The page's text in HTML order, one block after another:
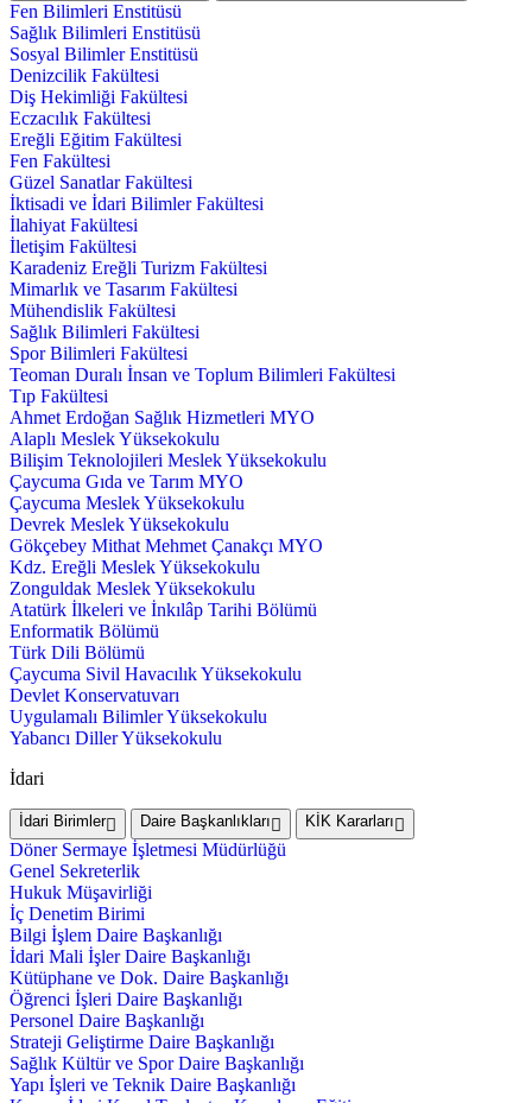
Fen Bilimleri Enstitüsü
Sağlık Bilimleri Enstitüsü
Sosyal Bilimler Enstitüsü
Denizcilik Fakültesi
Diş Hekimliği Fakültesi
Eczacılık Fakültesi
Ereğli Eğitim Fakültesi
Fen Fakültesi
Güzel Sanatlar Fakültesi
İktisadi ve İdari Bilimler Fakültesi
İlahiyat Fakültesi
İletişim Fakültesi
Karadeniz Ereğli Turizm Fakültesi
Mimarlık ve Tasarım Fakültesi
Mühendislik Fakültesi
Sağlık Bilimleri Fakültesi
Spor Bilimleri Fakültesi
Teoman Duralı İnsan ve Toplum Bilimleri Fakültesi
Tıp Fakültesi
Ahmet Erdoğan Sağlık Hizmetleri MYO
Alaplı Meslek Yüksekokulu
Bilişim Teknolojileri Meslek Yüksekokulu
Çaycuma Gıda ve Tarım MYO
Çaycuma Meslek Yüksekokulu
Devrek Meslek Yüksekokulu
Gökçebey Mithat Mehmet Çanakçı MYO
Kdz. Ereğli Meslek Yüksekokulu
Zonguldak Meslek Yüksekokulu
Atatürk İlkeleri ve İnkılâp Tarihi Bölümü
Enformatik Bölümü
Türk Dili Bölümü
Çaycuma Sivil Havacılık Yüksekokulu
Devlet Konservatuvarı
Uygulamalı Bilimler Yüksekokulu
Yabancı Diller Yüksekokulu
İdari
İdari Birimler Daire Başkanlıkları KİK Kararları
Döner Sermaye İşletmesi Müdürlüğü
Genel Sekreterlik
Hukuk Müşavirliği
İç Denetim Birimi
Bilgi İşlem Daire Başkanlığı
İdari Mali İşler Daire Başkanlığı
Kütüphane ve Dok. Daire Başkanlığı
Öğrenci İşleri Daire Başkanlığı
Personel Daire Başkanlığı
Strateji Geliştirme Daire Başkanlığı
Sağlık Kültür ve Spor Daire Başkanlığı
Yapı İşleri ve Teknik Daire Başkanlığı